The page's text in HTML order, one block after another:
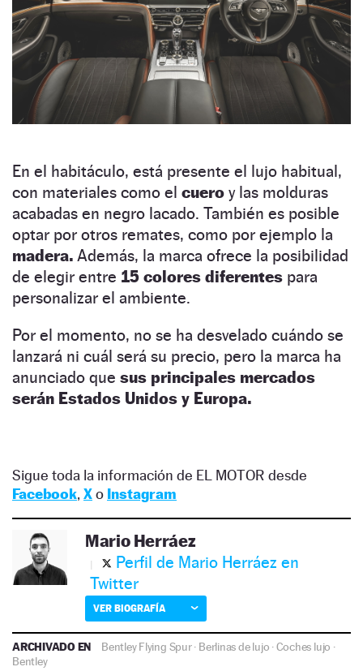
En el habitáculo, está presente el lujo habitual,
con materiales como el cuero y las molduras
acabadas en negro lacado. También es posible
optar por otros remates, como por ejemplo la
madera. Además, la marca ofrece la posibilidad
de elegir entre 15 colores diferentes para
personalizar el ambiente.
Por el momento, no se ha desvelado cuándo se
lanzará ni cuál será su precio, pero la marca ha
anunciado que sus principales mercados
serán Estados Unidos y Europa.
Sigue toda la información de EL MOTOR desde
Facebook, Xo Instagram
Mario Herráez
Perfil de Mario Herráez en
Twitter
VER BIOGRAFÍA
ARCHIVADO EN Bentley Flying Spur· Berlinas de lujo ·Coches lujo ·
Bentley